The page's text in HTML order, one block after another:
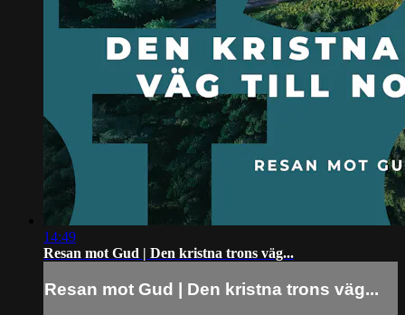
14:49
Resan mot Gud | Den kristna trons väg...
Resan mot Gud | Den kristna trons väg...